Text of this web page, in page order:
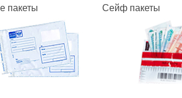
пакеты Сейф пакеты